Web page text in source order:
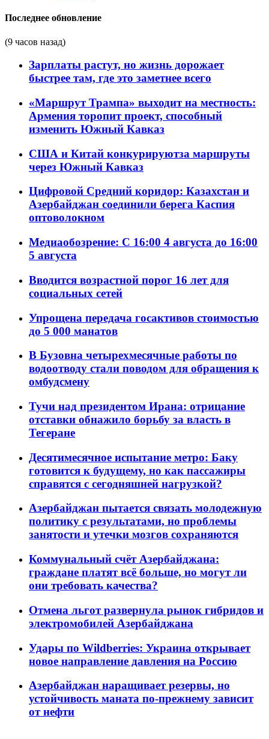
Последнее обновление
(9 часов назад)
Зарплаты растут, но жизнь дорожает
быстрее там, где это заметнее всего
«Маршрут Трампа» выходит на местность:
Армения торопит проект, способный
изменить Южный Кавказ
США и Китай конкурируютза маршруты
через Южный Кавказ
Цифровой Средний коридор: Казахстан и
Азербайджан соединили берега Каспия
оптоволокном
Медиаобозрение: С 16:00 4 августа до 16:00
5 августа
Вводится возрастной порог 16 лет для
социальных сетей
Упрощена передача госактивов стоимостью
до 5 000 манатов
В Бузовна четырехмесячные работы по
водоотводу стали поводом для обращения к
омбудсмену
Тучи над президентом Ирана: отрицание
отставки обнажило борьбу за власть в
Тегеране
Десятимесячное испытание метро: Баку
готовится к будущему, но как пассажиры
справятся с сегодняшней нагрузкой?
Азербайджан пытается связать молодежную
политику с результатами, но проблемы
занятости и утечки мозгов сохраняются
Коммунальный счёт Азербайджана:
граждане платят всё больше, но могут ли
они требовать качества?
Отмена льгот развернула рынок гибридов и
электромобилей Азербайджана
Удары по Wildberries: Украина открывает
новое направление давления на Россию
Азербайджан наращивает резервы, но
устойчивость маната по-прежнему зависит
от нефти